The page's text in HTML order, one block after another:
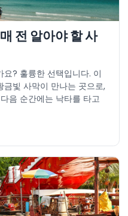
전 알아야 할 사
? 훌륭한 선택입니다. 이
빛 사막이 만나는 곳으로,
음 순간에는 낙타를 타고